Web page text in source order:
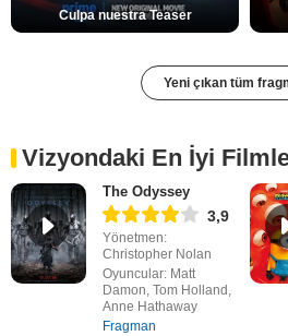
Culpa nuestra Teaser
Yeni çıkan tüm
Vizyondaki En İyi
The Odyssey
3,9
Yönetmen:
Christopher Nolan
Oyuncular: Matt
Damon, Tom Holland,
Anne Hathaway
Fragman